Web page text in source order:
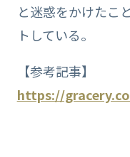
と迷惑をかけたこ
トしている。
【参考記事】
https://